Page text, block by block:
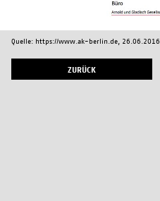
ZURÜCK
Quelle: https://www.ak-berlin.de, 26.06.2016